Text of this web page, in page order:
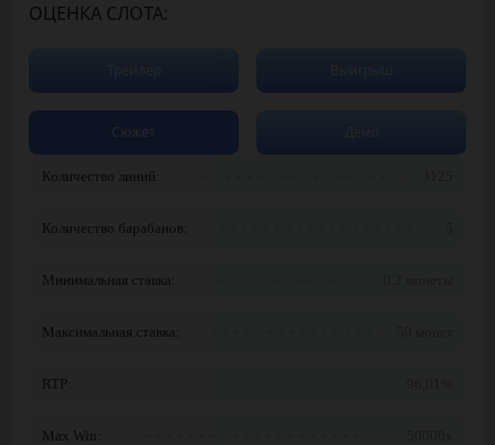
ОЦЕНКА СЛОТА:
Количество линий:
Количество барабанов:
Минимальная ставка:
Максимальная ставка:
RTP:
Max Win:
Сюжет